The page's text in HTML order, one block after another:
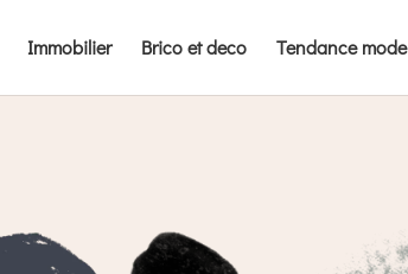
Immobilier Brico et deco Tendance mode